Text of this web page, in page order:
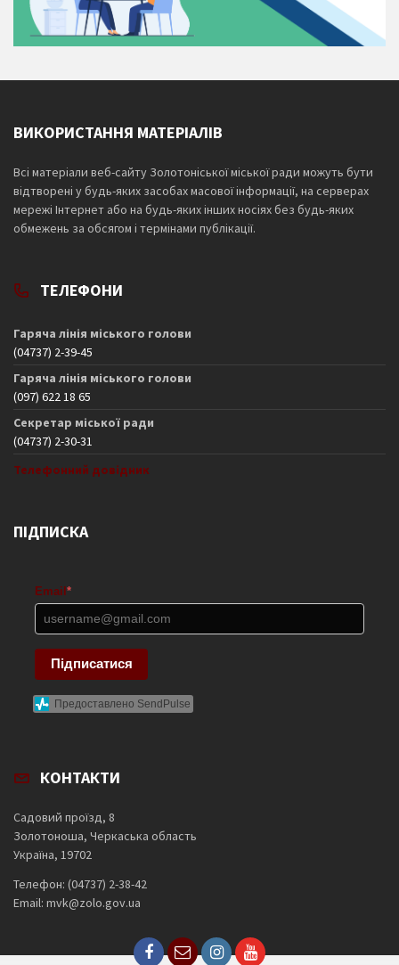
ВИКОРИСТАННЯ МАТЕРІАЛІВ
Всі матеріали веб-сайту Золотоніської міської ради можуть бути
відтворені у будь-яких засобах масової інформації, на серверах
мережі Інтернет або на будь-яких інших носіях без будь-яких
обмежень за обсягом і термінами публікації.
ТЕЛЕФОНИ
Гаряча лінія міського голови
(04737) 2-39-45
Гаряча лінія міського голови
(097) 622 18 65
Секретар міської ради
(04737) 2-30-31
Телефонний довідник
ПІДПИСКА
Email *
Підписатися
Предоставлено SendPulse
КОНТАКТИ
Садовий проїзд, 8
Золотоноша, Черкаська область
Україна, 19702
Телефон: (04737) 2-38-42
Email: mvk@zolo.gov.ua